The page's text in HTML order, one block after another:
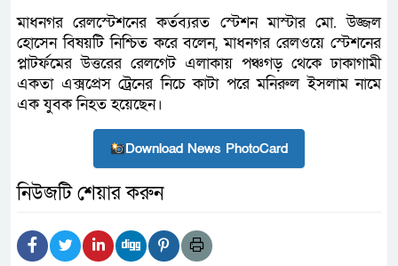
মাধনগর রেলস্টেশনের কর্তব্যরত স্টেশন মাস্টার মো. উজ্জল
হোসেন বিষয়টি নিশ্চিত করে বলেন, মাধনগর রেলওয়ে স্টেশনের
প্লাটর্ফমের উত্তরের রেলগেট এলাকায় পঞ্চগড় থেকে ঢাকাগামী
একতা এক্সপ্রেস ট্রেনের নিচে কাটা পরে মনিরুল ইসলাম নামে
এক যুবক নিহত হয়েছেন।
Download News PhotoCard
নিউজটি শেয়ার করুন